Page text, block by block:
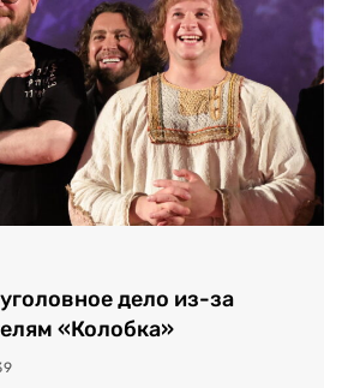
дело из-за
«Колобка»